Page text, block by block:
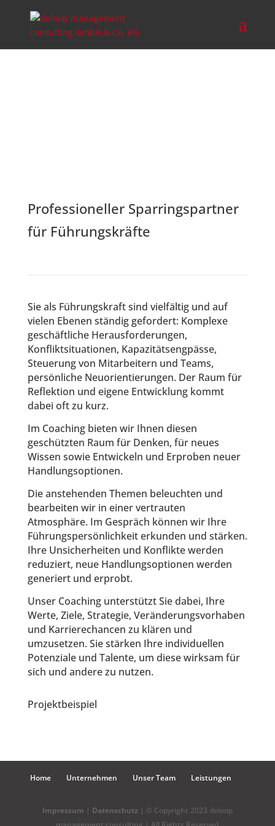
Professioneller Sparringspartner
für Führungskräfte
Sie als Führungskraft sind vielfältig und auf
vielen Ebenen ständig gefordert: Komplexe
geschäftliche Herausforderungen,
Konfliktsituationen, Kapazitätsengpässe,
Steuerung von Mitarbeitern und Teams,
persönliche Neuorientierungen. Der Raum für
Reflektion und eigene Entwicklung kommt
dabei oft zu kurz.
Im Coaching bieten wir Ihnen diesen
geschützten Raum für Denken, für neues
Wissen sowie Entwickeln und Erproben neuer
Handlungsoptionen.
Die anstehenden Themen beleuchten und
bearbeiten wir in einer vertrauten
Atmosphäre. Im Gespräch können wir Ihre
Führungspersönlichkeit erkunden und stärken.
Ihre Unsicherheiten und Konflikte werden
reduziert, neue Handlungsoptionen werden
generiert und erprobt.
Unser Coaching unterstützt Sie dabei, Ihre
Werte, Ziele, Strategie, Veränderungsvorhaben
und Karrierechancen zu klären und
umzusetzen. Sie stärken Ihre individuellen
Potenziale und Talente, um diese wirksam für
sich und andere zu nutzen.
Projektbeispiel
Home Unternehmen Unser Team Leistungen
Impressum | Datenschutz | © Copyright 2023 deloop